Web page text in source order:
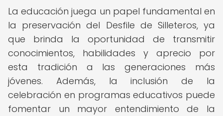
La educación juega un papel fundamental en
la preservación del Desfile de Silleteros, ya
que brinda la oportunidad de transmitir
conocimientos, habilidades y aprecio por
esta tradición a las generaciones más
jóvenes. Además, la inclusión de la
celebración en programas educativos puede
fomentar un mayor entendimiento de la